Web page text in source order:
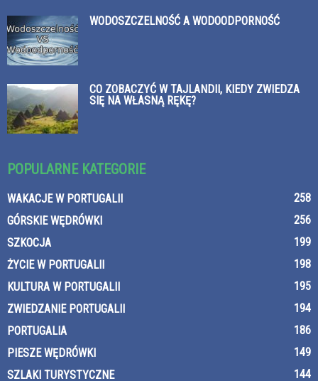
WODOSZCZELNOŚĆ A WODOODPORNOŚĆ
CO ZOBACZYĆ W TAJLANDII, KIEDY ZWIEDZA
SIĘ NA WŁASNĄ RĘKĘ?
POPULARNE KATEGORIE
WAKACJE W PORTUGALII
258
GÓRSKIE WĘDRÓWKI
256
SZKOCJA
199
ŻYCIE W PORTUGALII
198
KULTURA W PORTUGALII
195
ZWIEDZANIE PORTUGALII
194
PORTUGALIA
186
PIESZE WĘDRÓWKI
149
SZLAKI TURYSTYCZNE
144